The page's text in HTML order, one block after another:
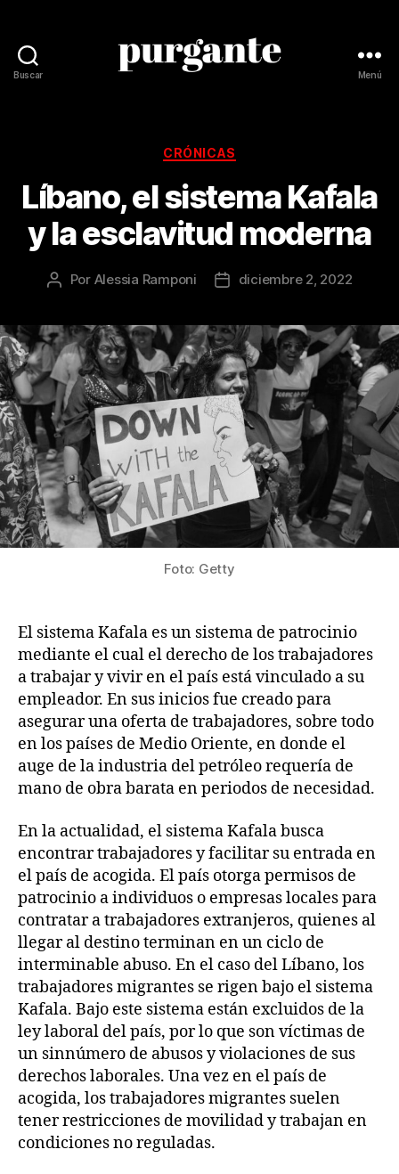
Buscar Menú
Categorías
CRÓNICAS
Líbano, el sistema Kafala
y la esclavitud moderna
Autor
publicación
Por Alessia Ramponi
Fecha
publicación
diciembre 2, 2022
Foto: Getty
El sistema Kafala es un sistema de patrocinio
mediante el cual el derecho de los trabajadores
a trabajar y vivir en el país está vinculado a su
empleador. En sus inicios fue creado para
asegurar una oferta de trabajadores, sobre todo
en los países de Medio Oriente, en donde el
auge de la industria del petróleo requería de
mano de obra barata en periodos de necesidad.
En la actualidad, el sistema Kafala busca
encontrar trabajadores y facilitar su entrada en
el país de acogida. El país otorga permisos de
patrocinio a individuos o empresas locales para
contratar a trabajadores extranjeros, quienes al
llegar al destino terminan en un ciclo de
interminable abuso. En el caso del Líbano, los
trabajadores migrantes se rigen bajo el sistema
Kafala. Bajo este sistema están excluidos de la
ley laboral del país, por lo que son víctimas de
un sinnúmero de abusos y violaciones de sus
derechos laborales. Una vez en el país de
acogida, los trabajadores migrantes suelen
tener restricciones de movilidad y trabajan en
condiciones no reguladas.